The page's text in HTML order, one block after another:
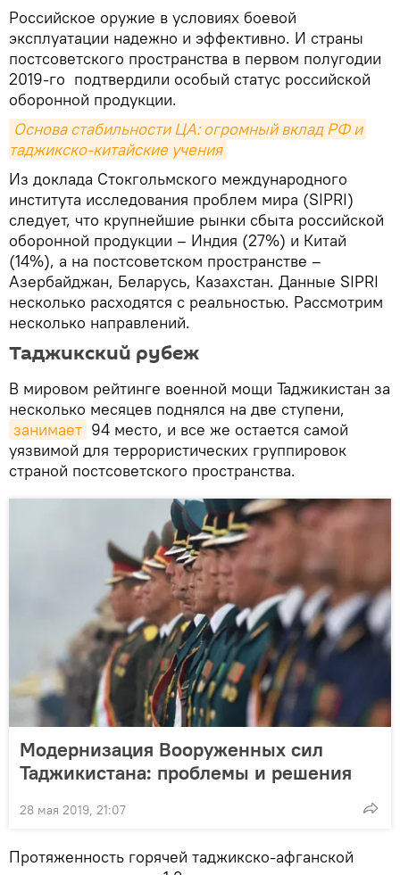
Российское оружие в условиях боевой
эксплуатации надежно и эффективно. И страны
постсоветского пространства в первом полугодии
2019-го подтвердили особый статус российской
оборонной продукции.
Основа стабильности ЦА: огромный вклад РФ и
таджикско-китайские учения
Из доклада Стокгольмского международного
института исследования проблем мира (SIPRI)
следует, что крупнейшие рынки сбыта российской
оборонной продукции – Индия (27%) и Китай
(14%), а на постсоветском пространстве –
Азербайджан, Беларусь, Казахстан. Данные SIPRI
несколько расходятся с реальностью. Рассмотрим
несколько направлений.
Таджикский рубеж
В мировом рейтинге военной мощи Таджикистан за
несколько месяцев поднялся на две ступени,
занимает 94 место, и все же остается самой
уязвимой для террористических группировок
страной постсоветского пространства.
Модернизация Вооруженных сил
Таджикистана: проблемы и решения
28 мая 2019, 21:07
Протяженность горячей таджикско-афганской